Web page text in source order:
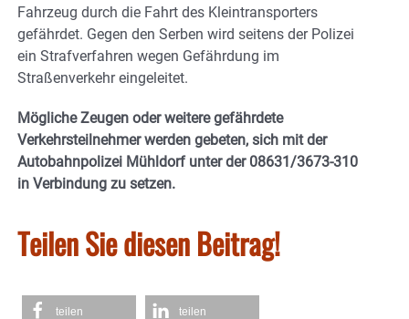
Fahrzeug durch die Fahrt des Kleintransporters
gefährdet. Gegen den Serben wird seitens der Polizei
ein Strafverfahren wegen Gefährdung im
Straßenverkehr eingeleitet.
Mögliche Zeugen oder weitere gefährdete
Verkehrsteilnehmer werden gebeten, sich mit der
Autobahnpolizei Mühldorf unter der 08631/3673-310
in Verbindung zu setzen.
Teilen Sie diesen Beitrag!
teilen teilen